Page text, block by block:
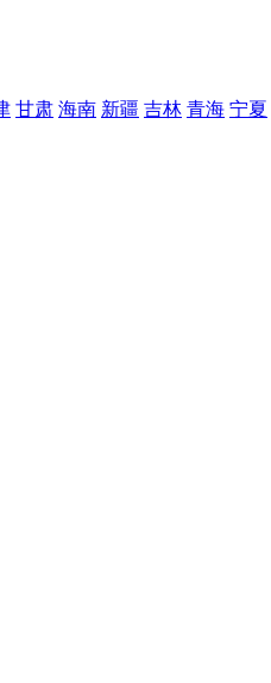
甘肃 海南 新疆 吉林 青海 宁夏